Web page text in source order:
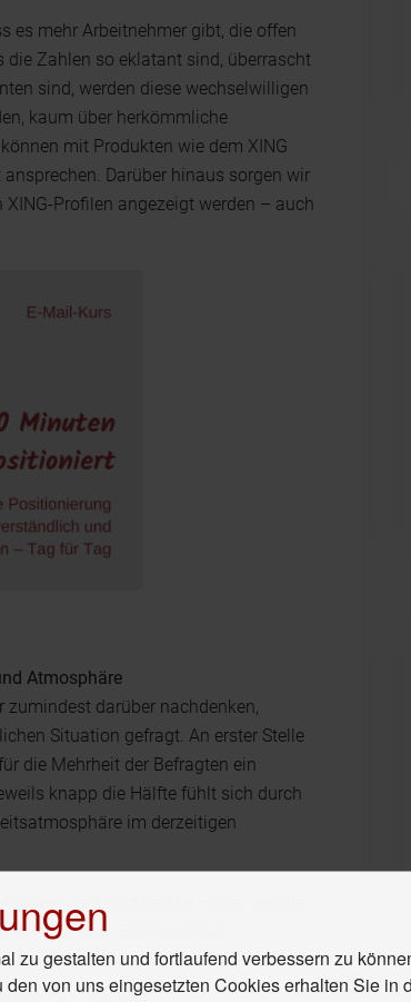
es mehr Arbeitnehmer gibt, die offen
die Zahlen so eklatant sind, überrascht
sind, werden diese wechselwilligen
kaum über herkömmliche
mit Produkten wie dem XING
Darüber hinaus sorgen wir
Profilen angezeigt werden – auch
Atmosphäre
zumindest darüber nachdenken,
Situation gefragt. An erster Stelle
die Mehrheit der Befragten ein
knapp die Hälfte fühlt sich durch
im derzeitigen
– genannt bei der Frage, welche
wären. Hier steht die
Benefits (70%). Mit etwas Abstand ist
wichtig.
zu gestalten und fortlaufend verbessern zu
von uns eingesetzten Cookies erhalten Sie in